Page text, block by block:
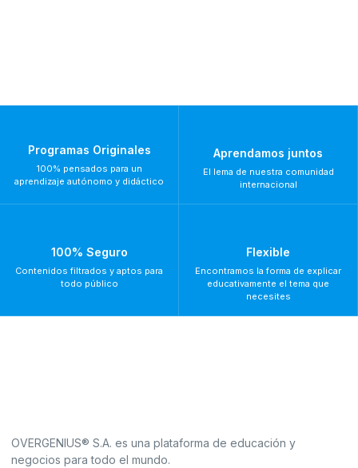
Programas Originales
100% pensados para un
aprendizaje autónomo y didáctico
Aprendamos juntos
El lema de nuestra comunidad
internacional
100% Seguro
Contenidos filtrados y aptos para
todo público
Flexible
Encontramos la forma de explicar
educativamente el tema que
necesites
OVERGENIUS® S.A. es una plataforma de educación y
negocios para todo el mundo.